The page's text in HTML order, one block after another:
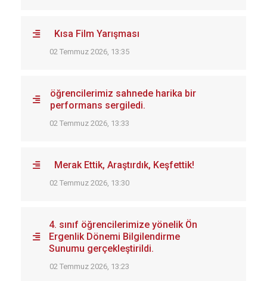
Kısa Film Yarışması
02 Temmuz 2026, 13:35
öğrencilerimiz sahnede harika bir
performans sergiledi.
02 Temmuz 2026, 13:33
Merak Ettik, Araştırdık, Keşfettik!
02 Temmuz 2026, 13:30
4. sınıf öğrencilerimize yönelik Ön
Ergenlik Dönemi Bilgilendirme
Sunumu gerçekleştirildi.
02 Temmuz 2026, 13:23